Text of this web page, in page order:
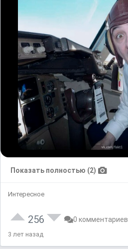
Показать полностью (2)
Интересное
256 0 комментариев
3 лет назад